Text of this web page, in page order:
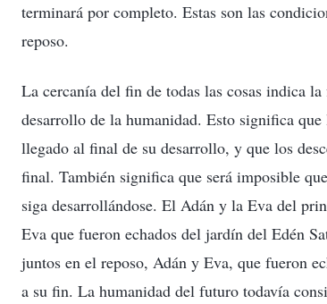
terminará por completo. Estas son las
reposo.
La cercanía del fin de todas las cosas indica
desarrollo de la humanidad. Esto significa
llegado al final de su desarrollo, y que los
final. También significa que será imposible
siga desarrollándose. El Adán y la Eva del
Eva que fueron echados del jardín del Edén
juntos en el reposo, Adán y Eva, que fueron
a su fin. La humanidad del futuro todavía